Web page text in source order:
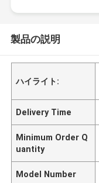
製品の説明
ハイライト:
Delivery Time
Minimum Order Q
uantity
Model Number